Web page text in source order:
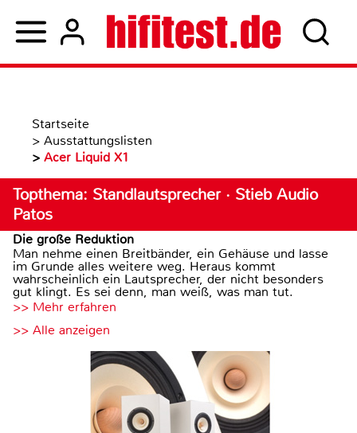
Startseite
> Ausstattungslisten
> Acer Liquid X1
Topthema: Standlautsprecher · Stieb Audio
Patos
Die große Reduktion
Man nehme einen Breitbänder, ein Gehäuse und lasse
im Grunde alles weitere weg. Heraus kommt
wahrscheinlich ein Lautsprecher, der nicht besonders
gut klingt. Es sei denn, man weiß, was man tut.
>> Mehr erfahren
>> Alle anzeigen